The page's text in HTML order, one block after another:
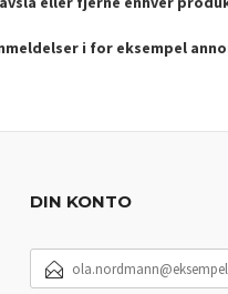
i for eksempel
DIN KONTO
POSTADRESSE